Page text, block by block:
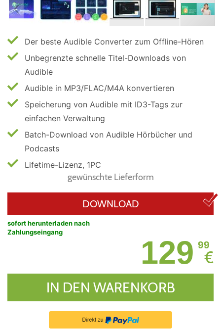
Der beste Audible Converter zum Offline-Hören
Unbegrenzte schnelle Titel-Downloads von
Audible
Audible in MP3/FLAC/M4A konvertieren
Speicherung von Audible mit ID3-Tags zur
einfachen Verwaltung
Batch-Download von Audible Hörbücher und
Podcasts
Lifetime-Lizenz, 1PC
gewünschte Lieferform
DOWNLOAD
sofort herunterladen nach
Zahlungseingang
129 99
€
IN DEN WARENKORB